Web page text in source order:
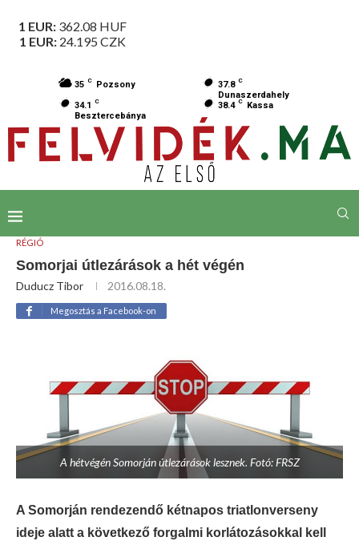
1 EUR: 362.08 HUF
1 EUR: 24.195 CZK
35 C Pozsony 37.8 C
Dunaszerdahely
34.1 C
Besztercebánya
38.4 C Kassa
RÉGIÓ
Somorjai útlezárások a hét végén
Duducz Tibor 2016.08.18.
Megosztás a Facebook-on
A hétvégén Somorján útlezárások lesznek. Fotó: FRSZ
A Somorján rendezendő kétnapos triatlonverseny
ideje alatt a következő forgalmi korlátozásokkal kell